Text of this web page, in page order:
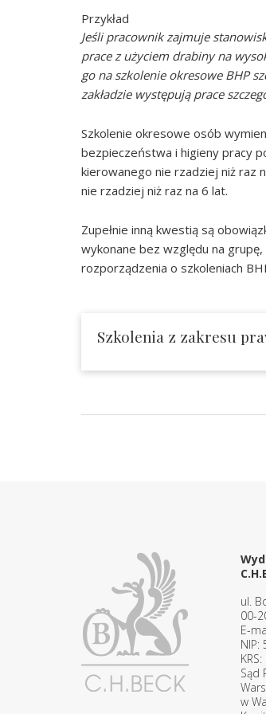
Przykład
Jeśli pracownik zajmuje
prace z użyciem drabiny na
go na szkolenie okresowe BHP
zakładzie występują prace
Szkolenie okresowe osób
bezpieczeństwa i higieny pracy
kierowanego nie rzadziej niż raz
nie rzadziej niż raz na 6 lat.
Zupełnie inną kwestią są
wykonane bez względu na
rozporządzenia o szkoleniach
Szkolenia z zakresu
ul.
00-
E-
NIP:
Sąd
w